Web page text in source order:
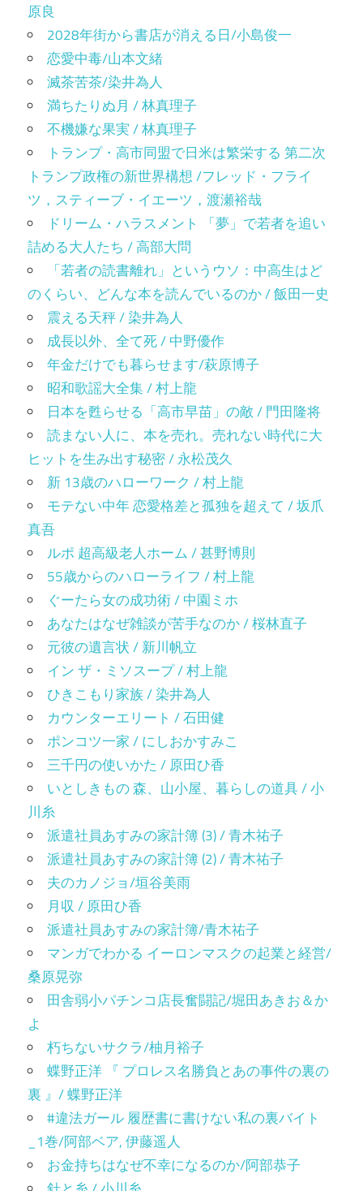
原良
2028年街から書店が消える日/小島俊一
恋愛中毒/山本文緒
滅茶苦茶/染井為人
満ちたりぬ月 / 林真理子
不機嫌な果実 / 林真理子
トランプ・高市同盟で日米は繁栄する 第二次
トランプ政権の新世界構想 /フレッド・フライ
ツ，スティーブ・イエーツ，渡瀬裕哉
ドリーム・ハラスメント 「夢」で若者を追い
詰める大人たち / 高部大問
「若者の読書離れ」というウソ：中高生はど
のくらい、どんな本を読んでいるのか / 飯田一史
震える天秤 / 染井為人
成長以外、全て死 / 中野優作
年金だけでも暮らせます/萩原博子
昭和歌謡大全集 / 村上龍
日本を甦らせる「高市早苗」の敵 / 門田隆将
読まない人に、本を売れ。売れない時代に大
ヒットを生み出す秘密 / 永松茂久
新 13歳のハローワーク / 村上龍
モテない中年 恋愛格差と孤独を超えて / 坂爪
真吾
ルポ 超高級老人ホーム / 甚野博則
55歳からのハローライフ / 村上龍
ぐーたら女の成功術 / 中園ミホ
あなたはなぜ雑談が苦手なのか / 桜林直子
元彼の遺言状 / 新川帆立
イン ザ・ミソスープ / 村上龍
ひきこもり家族 / 染井為人
カウンターエリート / 石田健
ポンコツ一家 / にしおかすみこ
三千円の使いかた / 原田ひ香
いとしきもの 森、山小屋、暮らしの道具 / 小
川糸
派遣社員あすみの家計簿 (3) / 青木祐子
派遣社員あすみの家計簿 (2) / 青木祐子
夫のカノジョ/垣谷美雨
月収 / 原田ひ香
派遣社員あすみの家計簿/青木祐子
マンガでわかる イーロンマスクの起業と経営/
桑原晃弥
田舎弱小パチンコ店長奮闘記/堀田あきお＆か
よ
朽ちないサクラ/柚月裕子
蝶野正洋 『 プロレス名勝負とあの事件の裏の
裏 』/ 蝶野正洋
#違法ガール 履歴書に書けない私の裏バイト
_1巻/阿部ベア, 伊藤遥人
お金持ちはなぜ不幸になるのか/阿部恭子